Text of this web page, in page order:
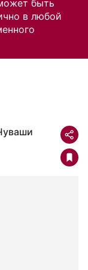
быть
в любой